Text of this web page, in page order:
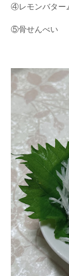
④レモンバター
⑤骨せんべい